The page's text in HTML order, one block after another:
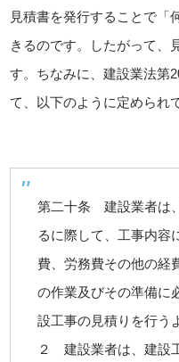
見積書を発行することで「
きるのです。したがって、
す。ちなみに、建設業法第
て、以下のように定められ
第二十条 建設業者は
るに際して、工事内容
費、労務費その他の経
の作業及びその準備に
設工事の見積りを行う
２ 建設業者は、建設